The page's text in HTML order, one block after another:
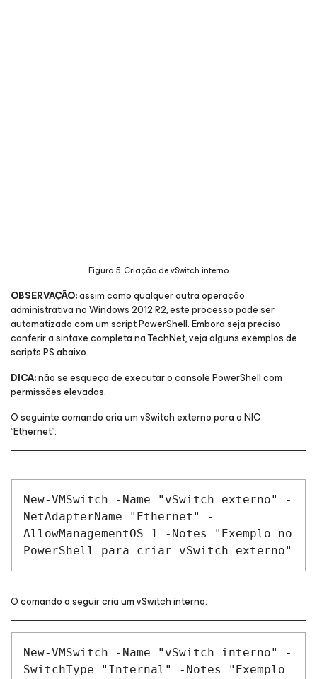
Figura 5. Criação de vSwitch interno
OBSERVAÇÃO:assim como qualquer outra operação
administrativa no Windows 2012 R2, este processo pode ser
automatizado com um script PowerShell. Embora seja preciso
conferir a sintaxe completa na TechNet, veja alguns exemplos de
scripts PS abaixo.
DICA:não se esqueça de executar o console PowerShell com
permissões elevadas.
O seguinte comando cria um vSwitch externo para o NIC
“Ethernet”:
New-VMSwitch -Name "vSwitch externo" -
NetAdapterName "Ethernet" -
AllowManagementOS 1 -Notes "Exemplo no
PowerShell para criar vSwitch externo"
O comando a seguir cria um vSwitch interno:
New-VMSwitch -Name "vSwitch interno" -
SwitchType "Internal" -Notes "Exemplo